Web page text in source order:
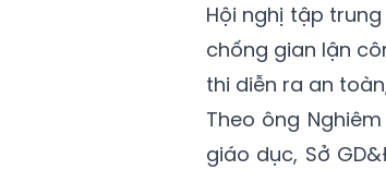
Hội nghị tập
chống gian lận
thi diễn ra an
Theo ông
giáo dục, Sở